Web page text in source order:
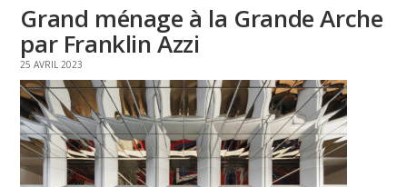
Grand ménage à la Grande Arche
par Franklin Azzi
25 AVRIL 2023